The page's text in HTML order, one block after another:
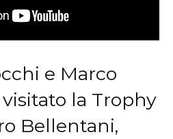
e Marco
la Trophy
Bellentani,